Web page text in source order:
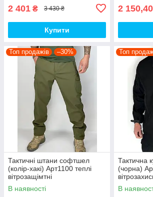
2 401 ₴ 3 430 ₴
Купити
2 150,40
Топ продажів –30%
Тактичні штани софтшел
(колір-хакі) Арт1100 теплі
вітрозащімтні
водовідштовхувальні на флісі
топ
В наявності
Топ
Тактична
(чорна)
флісі топ
В